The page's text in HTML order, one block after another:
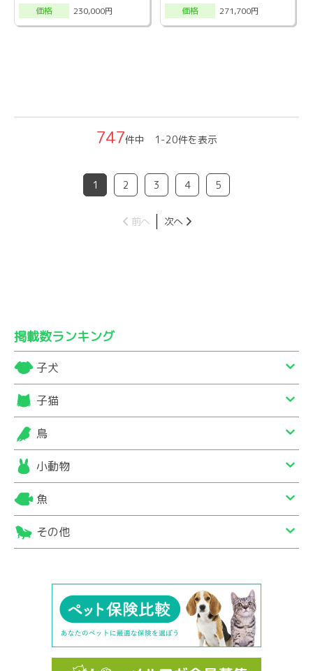
価格
230,000円
価格
271,700円
747件中 1-20件を表示
1 2 3 4 5
前へ 次へ
掲載数ランキング
子犬
子猫
鳥
小動物
魚
その他